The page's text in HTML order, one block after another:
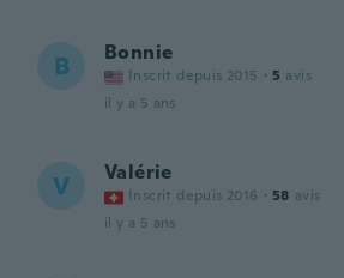
B Bonnie
Inscrit depuis 2015 · 5 avis
il y a 5 ans
V Valérie
Inscrit depuis 2016 · 58 avis
il y a 5 ans